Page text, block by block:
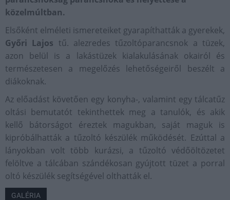
közelmúltban.
Elsőként elméleti ismereteiket gyarapíthatták a gyerekek,
Győri Lajos tű. alezredes tűzoltóparancsnok a tüzek,
azon belül is a lakástüzek kialakulásának okairól és
természetesen a megelőzés lehetőségeiről beszélt a
diákoknak.
Az előadást követően egy konyha-, valamint egy tálcatűz
oltási bemutatót tekinthettek meg a tanulók, és akik
kellő bátorságot éreztek magukban, saját maguk is
kipróbálhatták a tűzoltó készülék működését. Ezúttal a
lányokban volt több kurázsi, a tűzoltó védőöltözetet
felöltve a tálcában szándékosan gyújtott tüzet a porral
oltó készülék segítségével olthatták el.
GALÉRIA